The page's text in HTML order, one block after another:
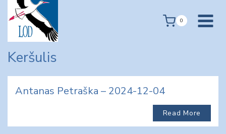
content
0
Keršulis
Antanas Petraška – 2024-12-04
Read More